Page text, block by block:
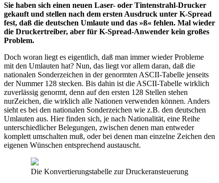
Sie haben sich einen neuen Laser- oder Tintenstrahl-Drucker
gekauft und stellen nach dem ersten Ausdruck unter K-Spread
fest, daß die deutschen Umlaute und das »ß« fehlen. Mal wieder
die Druckertreiber, aber für K-Spread-Anwender kein großes
Problem.
Doch woran liegt es eigentlich, daß man immer wieder Probleme
mit den Umlauten hat? Nun, das liegt vor allem daran, daß die
nationalen Sonderzeichen in der genormten ASCII-Tabelle jenseits
der Nummer 128 stecken. Bis dahin ist die ASCII-Tabelle wirklich
zuverlässig genormt, denn auf den ersten 128 Stellen stehen
nurZeichen, die wirklich alle Nationen verwenden können. Anders
sieht es bei den nationalen Sonderzeichen wie z.B. den deutschen
Umlauten aus. Hier finden sich, je nach Nationalität, eine Reihe
unterschiedlicher Belegungen, zwischen denen man entweder
komplett umschalten muß, oder bei denen man einzelne Zeichen den
eigenen Wünschen entsprechend austauscht.
Die Konvertierungstabelle zur Druckeransteuerung